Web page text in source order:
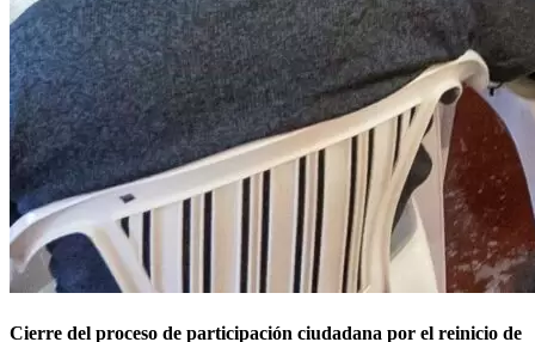
Cierre del proceso de participación ciudadana por el reinicio de